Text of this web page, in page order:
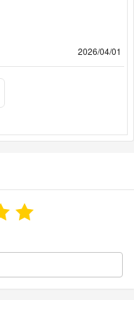
2026/04/01